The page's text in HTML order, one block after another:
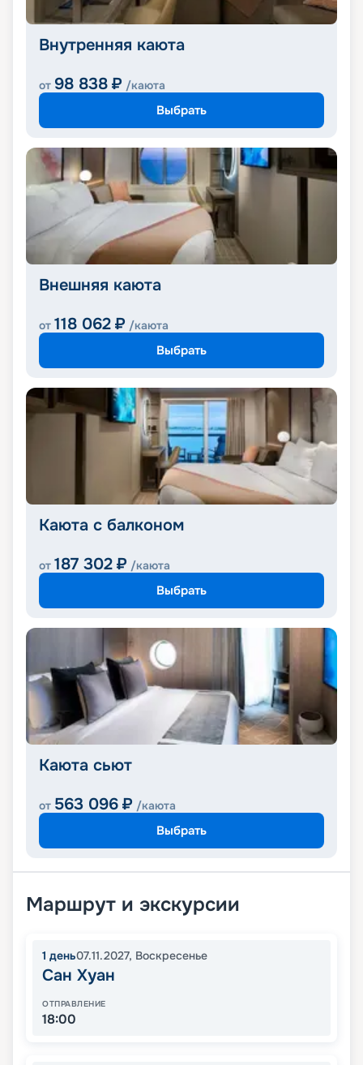
Внутренняя каюта
от 98 838 ₽ /каюта
Выбрать
Внешняя каюта
от 118 062 ₽ /каюта
Выбрать
Каюта с балконом
от 187 302 ₽ /каюта
Выбрать
Каюта сьют
от 563 096 ₽ /каюта
Выбрать
Маршрут и экскурсии
1 день07.11.2027, Воскресенье
Сан Хуан
ОТПРАВЛЕНИЕ
18:00